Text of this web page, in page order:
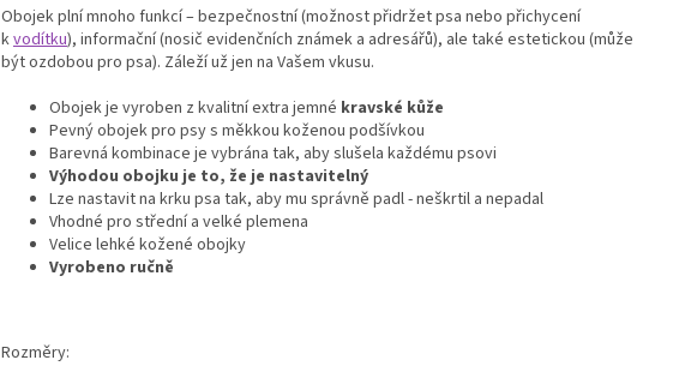
Obojek plní mnoho funkcí – bezpečnostní (možnost přidržet psa nebo přichycení
kvodítku), informační (nosič evidenčních známek a adresářů), ale také estetickou (může
být ozdobou pro psa). Záleží už jen na Vašem vkusu.
Obojek je vyroben z kvalitní extra jemné kravské kůže
Pevný obojek pro psy s měkkou koženou podšívkou
Barevná kombinace je vybrána tak, aby slušela každému psovi
Výhodou obojku je to, že je nastavitelný
Lze nastavit na krku psa tak, aby mu správně padl - neškrtil a nepadal
Vhodné pro střední a velké plemena
Velice lehké kožené obojky
Vyrobeno ručně
Rozměry: